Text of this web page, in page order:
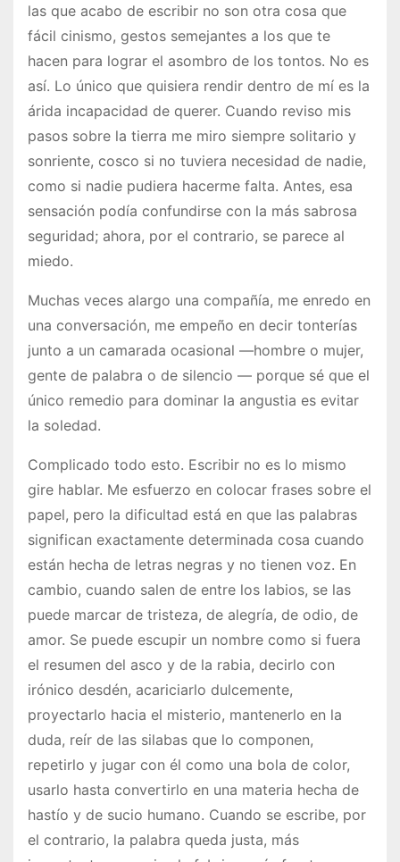
las que acabo de escribir no son otra cosa que
fácil cinismo, gestos semejantes a los que te
hacen para lograr el asombro de los tontos. No es
así. Lo único que quisiera rendir dentro de mí es la
árida incapacidad de querer. Cuando reviso mis
pasos sobre la tierra me miro siempre solitario y
sonriente, cosco si no tuviera necesidad de nadie,
como si nadie pudiera hacerme falta. Antes, esa
sensación podía confundirse con la más sabrosa
seguridad; ahora, por el contrario, se parece al
miedo.
Muchas veces alargo una compañía, me enredo en
una conversación, me empeño en decir tonterías
junto a un camarada ocasional —hombre o mujer,
gente de palabra o de silencio — porque sé que el
único remedio para dominar la angustia es evitar
la soledad.
Complicado todo esto. Escribir no es lo mismo
gire hablar. Me esfuerzo en colocar frases sobre el
papel, pero la dificultad está en que las palabras
significan exactamente determinada cosa cuando
están hecha de letras negras y no tienen voz. En
cambio, cuando salen de entre los labios, se las
puede marcar de tristeza, de alegría, de odio, de
amor. Se puede escupir un nombre como si fuera
el resumen del asco y de la rabia, decirlo con
irónico desdén, acariciarlo dulcemente,
proyectarlo hacia el misterio, mantenerlo en la
duda, reír de las silabas que lo componen,
repetirlo y jugar con él como una bola de color,
usarlo hasta convertirlo en una materia hecha de
hastío y de sucio humano. Cuando se escribe, por
el contrario, la palabra queda justa, más